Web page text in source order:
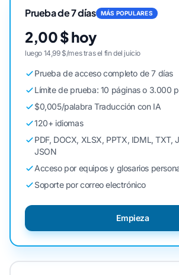
Prueba de 7 días MÁS POPULARES
2,00 $ hoy
luego 14,99 $/mes tras el fin del juicio
Prueba de acceso completo de 7 días
Límite de prueba: 10 páginas o 3.000
$0,005/palabra Traducción con IA
120+ idiomas
PDF, DOCX, XLSX, PPTX, IDML, TXT,
JSON
Acceso por equipos y glosarios
Soporte por correo electrónico
Empieza